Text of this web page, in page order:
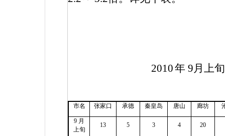
2010年9月上
市名 张家口 承德 秦皇岛 唐山 廊坊
9 月
上旬
13 5 3 4 20